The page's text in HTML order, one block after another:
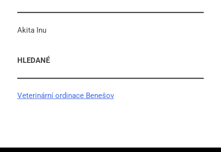
Akita Inu
HLEDANÉ
Veterinární ordinace Benešov